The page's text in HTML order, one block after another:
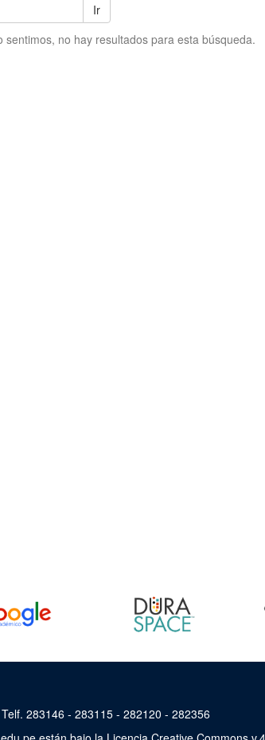
Ir
sentimos, no hay resultados para esta búsqueda.
283146 - 283115 - 282120 - 282356